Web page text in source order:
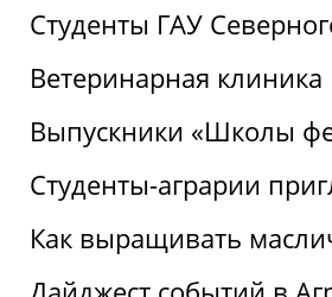
Студенты ГАУ
Ветеринарная клиника
Выпускники «Школы
Студенты-аграрии
Как выращивать